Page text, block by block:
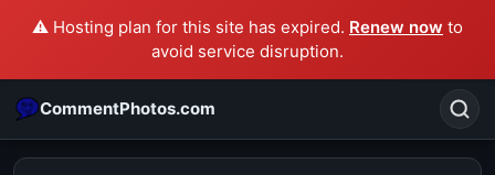
⚠️ Hosting plan for this site has expired. Renew now to
avoid service disruption.
CommentPhotos.com